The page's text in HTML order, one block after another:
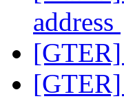
address
[GTER]